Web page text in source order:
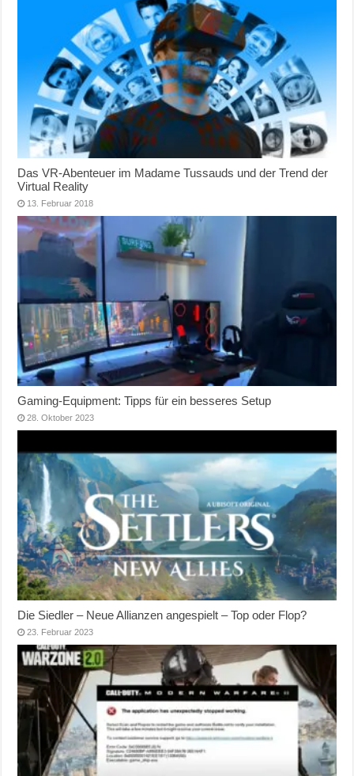
Das VR-Abenteuer im Madame Tussauds und der Trend der
Virtual Reality
13. Februar 2018
Gaming-Equipment: Tipps für ein besseres Setup
28. Oktober 2023
Die Siedler – Neue Allianzen angespielt – Top oder Flop?
23. Februar 2023